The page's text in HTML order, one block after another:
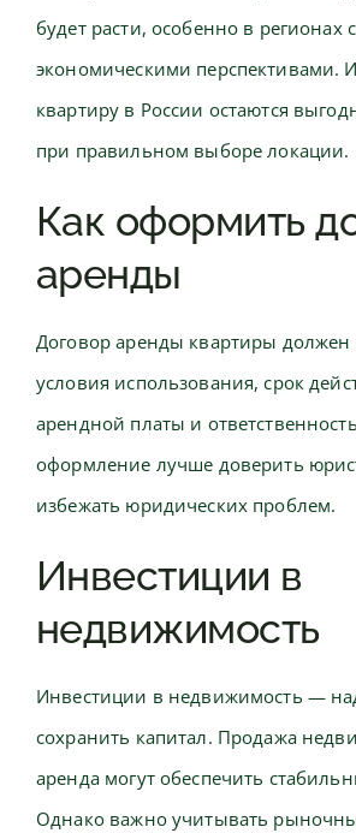
будет расти, особенно в регионах с
экономическими перспективами.
квартиру в России остаются
при правильном выборе локации.
Как оформить
аренды
Договор аренды квартиры должен
условия использования, срок
арендной платы и
оформление лучше доверить
избежать юридических проблем.
Инвестиции в
недвижимость
Инвестиции в недвижимость —
сохранить капитал. Продажа
аренда могут обеспечить
Однако важно учитывать